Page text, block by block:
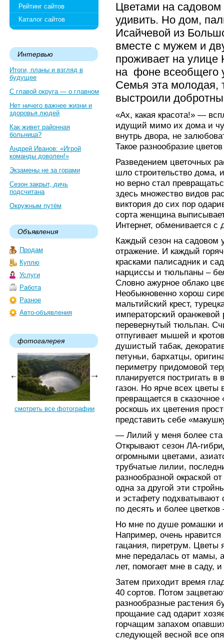
Рейтинг сайтов
Каталог сайтов
Интервью
Итоги, планы и взгляд в
будущее
С главой округа — о главном
Нет ничего важнее жизни и
здоровья людей
Как живет районная
больница?
Андрей Иванов: «Игрой
команды доволен!»
Экзамены не за горами
Сезон закрыт, дичь
подсчитана
Окружным путём
Объявления
Продам
Куплю
Услуги
Работа
Разное
Авто-объявления
фотогалерея
смотреть все фотографии
Цветами на садовом
удивить. Но дом,
Исайчевой из
вместе с мужем и
проживает на улице
на фоне всеобщего
Семья эта молодая,
выстроили
«Ах, какая красота!» —
идущий мимо их дома и
внутрь двора, не
Такое разнообразие
Разведением цветочных
шло строительство дома,
но верно стал
здесь множество видов
виктория до сих пор
сорта женщина
Интернет, обменивается с
Каждый сезон на садовом
отражение. И каждый
красками палисадник и
нарциссы и тюльпаны –
Словно ажурное облако
Необыкновенно хорош
мальтийский крест,
императорский
перевернутый тюльпан.
отпугивает мышей и
душистый табак,
петуньи, бархатцы,
периметру придомовой
планируется постригать в
газон. Но ярче всех
превращается в
роскошь их цветения
представить себе
— Лилий у меня более ста
Открывают сезон ЛА-
огромными цветами,
трубчатые лилии,
разнообразной окраской
одна за другой эти
и эстафету подхватывают
по десять и более
Но мне по душе ромашки и
Например, очень
гацания, пиретрум.
мне передалась от мамы,
лет, помогает мне в саду,
Затем приходит время
40 сортов. Потом
разнообразные растения
прощание сад одарит
горчащим запахом
следующей весной все